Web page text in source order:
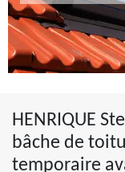
HENRIQUE
bâche de
temporaire